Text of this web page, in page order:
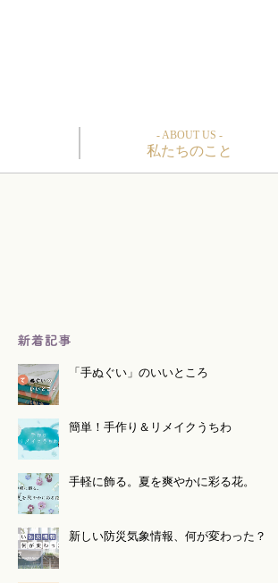
- ABOUT US -
私たちのこと
「手ぬぐい」のいいところ
簡単！手作り＆リメイクうちわ
手軽に飾る。夏を爽やかに彩る花。
新しい防災気象情報、何が変わった？